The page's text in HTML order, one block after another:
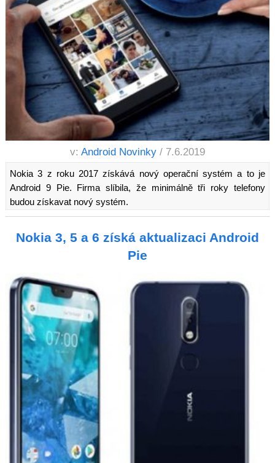
v: Android Novinky / 7.6.2019
Nokia 3 z roku 2017 získává nový operační systém a to je
Android 9 Pie. Firma slíbila, že minimálně tři roky telefony
budou získavat nový systém.
Nokia 3, 5 a 6 získá aktualizaci Android
Pie